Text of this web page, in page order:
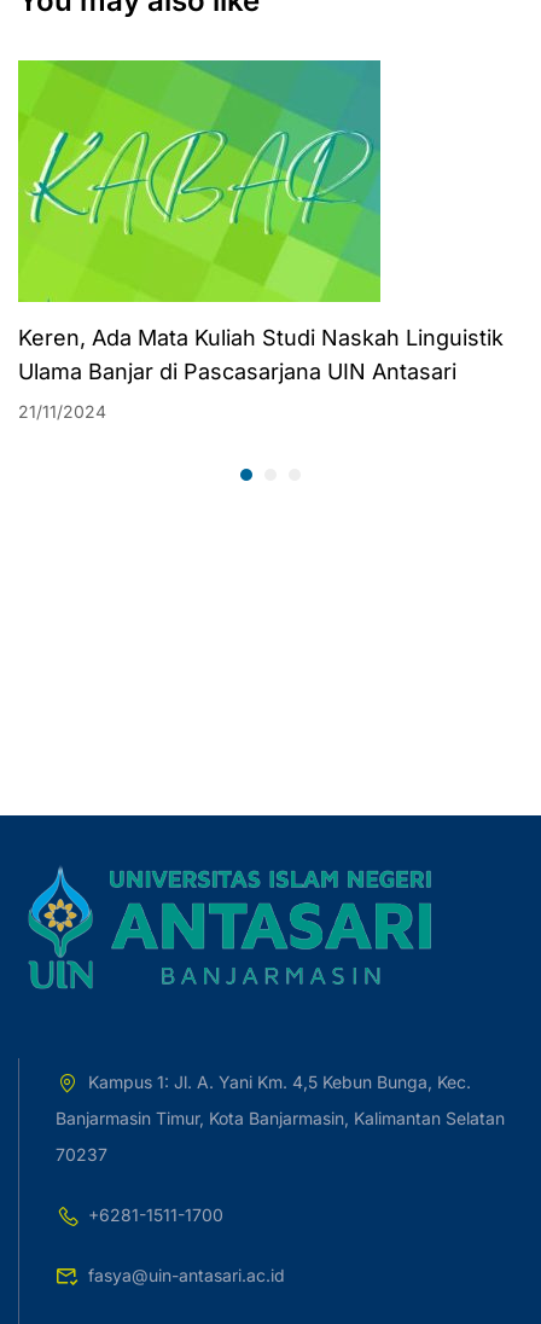
WBBM di Kanwil
Keren, Ada Mata Kuliah Studi Naskah Linguistik
Ulama Banjar di Pascasarjana UIN Antasari
21/11/2024
Kampus 1: Jl. A. Yani Km. 4,5 Kebun Bunga, Kec.
Banjarmasin Timur, Kota Banjarmasin, Kalimantan Selatan
70237
+6281-1511-1700
fasya@uin-antasari.ac.id